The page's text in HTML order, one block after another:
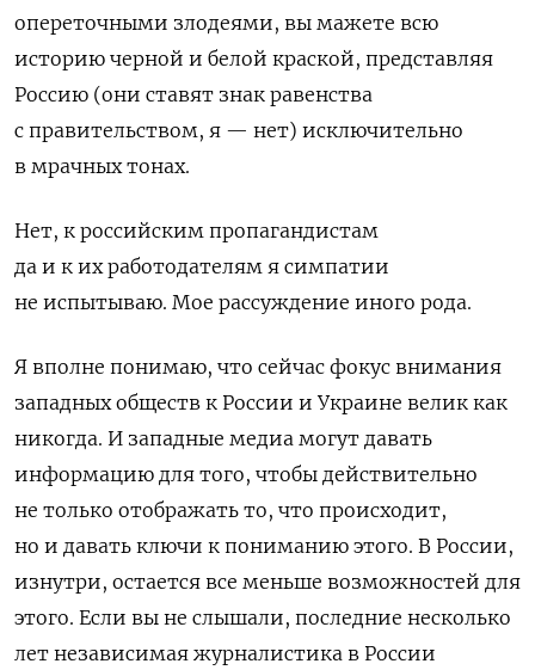
опереточными злодеями, вы мажете всю
историю черной и белой краской, представляя
Россию (они ставят знак равенства
с правительством, я — нет) исключительно
в мрачных тонах.
Нет, к российским пропагандистам
да и к их работодателям я симпатии
не испытываю. Мое рассуждение иного рода.
Я вполне понимаю, что сейчас фокус внимания
западных обществ к России и Украине велик как
никогда. И западные медиа могут давать
информацию для того, чтобы действительно
не только отображать то, что происходит,
но и давать ключи к пониманию этого. В России,
изнутри, остается все меньше возможностей для
этого. Если вы не слышали, последние несколько
лет независимая журналистика в России